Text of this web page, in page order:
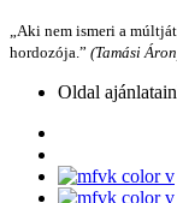
„Aki nem ismeri a
hordozója.” (Tamási
Oldal